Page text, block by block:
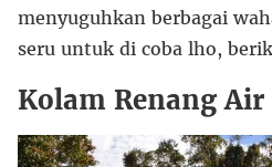
menyuguhkan berbagai
seru untuk di coba lho,
Kolam Renang Air